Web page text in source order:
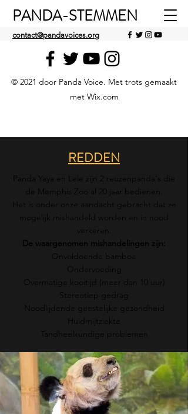
PANDA-STEMMEN
contact@pandavoices.org
© 2021 door Panda Voice. Met trots gemaakt
met Wix.com
REDDEN
Panda Yaya en Lele zijn 2 reuzenpanda's die
de Memphis Zoo al 20 jaar bedienen.
Het is onder onze aandacht gebracht dat ze
mogelijk mishandeld worden en in nood
De waargenomen mishandelingen zijn:
Onvoldoende bamboe
Overmatige kooitijd (meer dan 10 uur)
Stereotiep gedrag
Noodlijdende geestelijke gezondheid
Huidmijtziekte
Tandheelkundige problemen